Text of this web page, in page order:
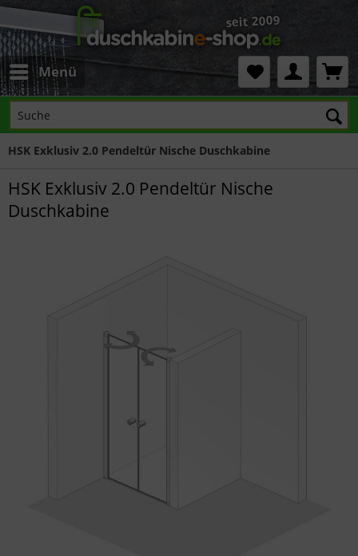
Menü
HSK Exklusiv 2.0 Pendeltür Nische Duschkabine
HSK Exklusiv 2.0 Pendeltür Nische
Duschkabine